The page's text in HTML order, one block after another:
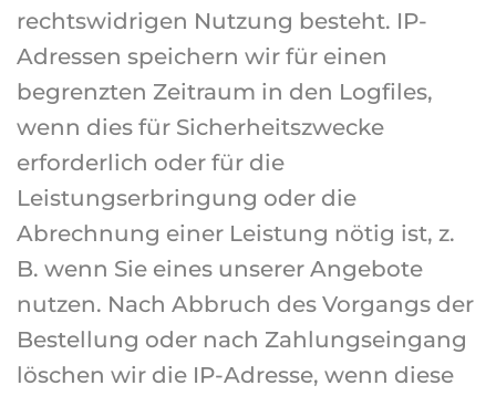
rechtswidrigen Nutzung besteht. IP-
Adressen speichern wir für einen
begrenzten Zeitraum in den Logfiles,
wenn dies für Sicherheitszwecke
erforderlich oder für die
Leistungserbringung oder die
Abrechnung einer Leistung nötig ist, z.
B. wenn Sie eines unserer Angebote
nutzen. Nach Abbruch des Vorgangs der
Bestellung oder nach Zahlungseingang
löschen wir die IP-Adresse, wenn diese